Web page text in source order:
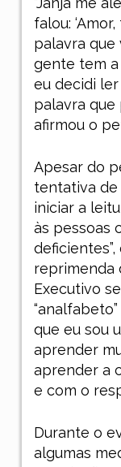
falou:
palavra que
gente tem a
eu decidi
palavra que
afirmou o
Apesar do
tentativa de
iniciar a
às pessoas
reprimenda
Executivo
que eu sou
aprender
aprender a
e com o
Durante o
algumas